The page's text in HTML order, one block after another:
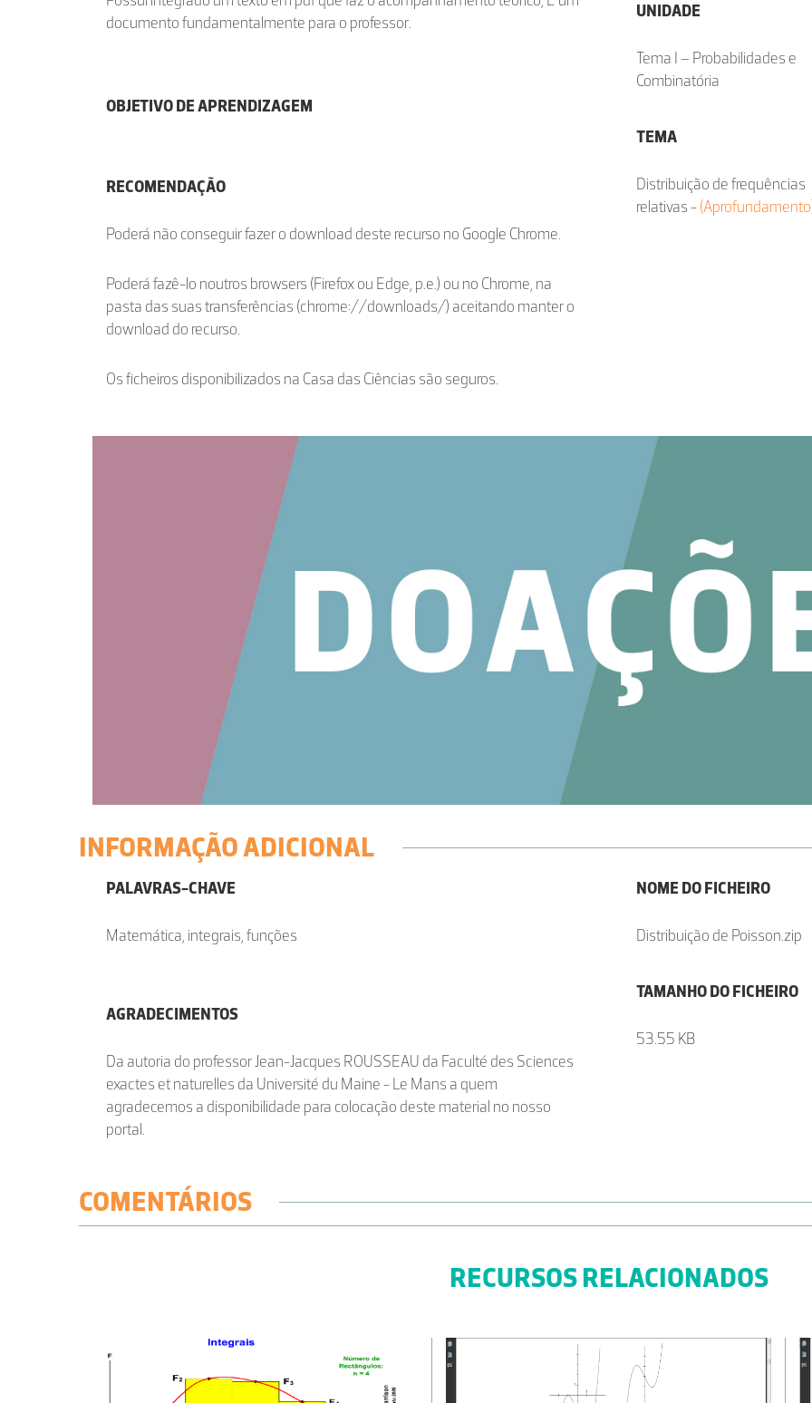
documento fundamentalmente para o professor.
OBJETIVO DE APRENDIZAGEM
RECOMENDAÇÃO
Poderá não conseguir fazer o download deste recurso no Google Chrome.
Poderá fazê-lo noutros browsers (Firefox ou Edge, p.e.) ou no Chrome, na
pasta das suas transferências (chrome://downloads/) aceitando manter o
download do recurso.
Os ficheiros disponibilizados na Casa das Ciências são seguros.
UNIDADE
Tema I – Probabilidades e
Combinatória
TEMA
Distribuição de frequências
relativas -
INFORMAÇÃO ADICIONAL
PALAVRAS-CHAVE
Matemática, integrais, funções
AGRADECIMENTOS
Da autoria do professor Jean-Jacques ROUSSEAU da Faculté des Sciences
exactes et naturelles da Université du Maine - Le Mans a quem
agradecemos a disponibilidade para colocação deste material no nosso
portal.
NOME DO FICHEIRO
Distribuição de Poisson.zip
TAMANHO DO FICHEIRO
53.55 KB
COMENTÁRIOS
RECURSOS RELACIONADOS